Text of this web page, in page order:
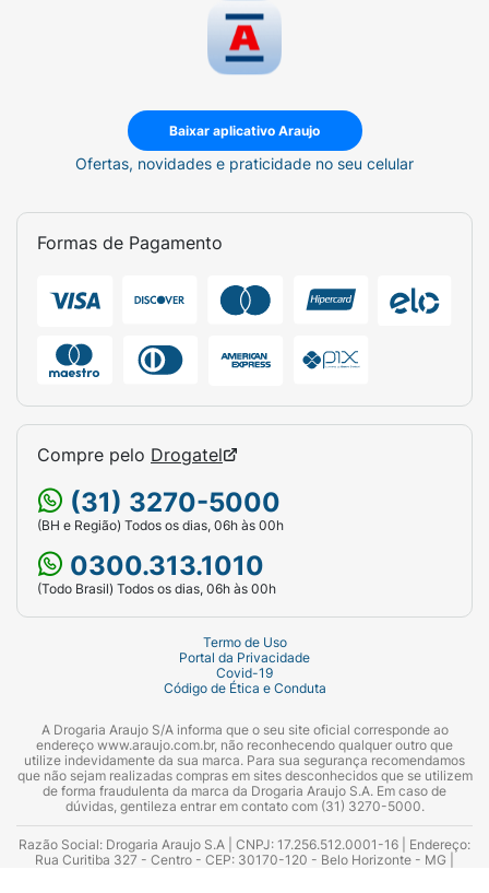
Baixar aplicativo Araujo
Ofertas, novidades e praticidade no seu celular
Formas de Pagamento
Compre pelo Drogatel
(31) 3270-5000
(BH e Região) Todos os dias, 06h às 00h
0300.313.1010
(Todo Brasil) Todos os dias, 06h às 00h
Termo de Uso
Portal da Privacidade
Covid-19
Código de Ética e Conduta
A Drogaria Araujo S/A informa que o seu site oficial corresponde ao
endereço www.araujo.com.br, não reconhecendo qualquer outro que
utilize indevidamente da sua marca. Para sua segurança recomendamos
que não sejam realizadas compras em sites desconhecidos que se utilizem
de forma fraudulenta da marca da Drogaria Araujo S.A. Em caso de
dúvidas, gentileza entrar em contato com (31) 3270-5000.
Razão Social: Drogaria Araujo S.A | CNPJ: 17.256.512.0001-16 | Endereço:
Rua Curitiba 327 - Centro - CEP: 30170-120 - Belo Horizonte - MG |